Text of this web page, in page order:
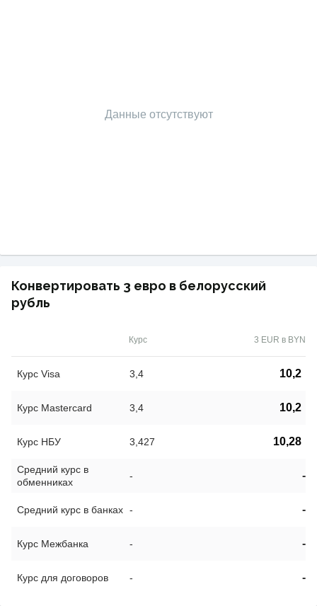
Данные отсутствуют
Конвертировать 3 евро в белорусский
рубль
Курс 3 EUR в BYN
Курс Visa 3,4 10,2
Курс Mastercard 3,4 10,2
Курс НБУ 3,427 10,28
Средний курс в
обменниках
- -
Средний курс в банках - -
Курс Межбанка - -
Курс для договоров - -